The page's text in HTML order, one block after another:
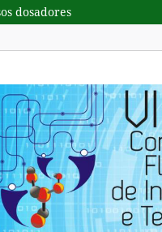
dosadores